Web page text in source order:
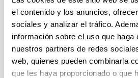
el contenido y los anuncios,
sociales y analizar el tráfico.
información sobre el uso que haga
nuestros partners de redes
web, quienes pueden combinarla
que les haya proporcionado o que
Furfuryl Alcohol and
Autoría:
P. Maireles-Torres, P.L. Arias